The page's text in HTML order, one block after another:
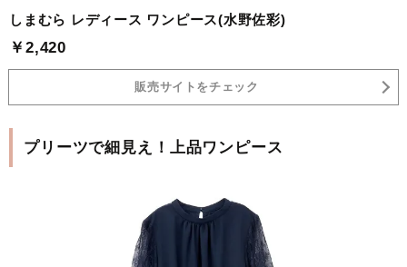
しまむら レディース ワンピース(水野佐彩)
￥2,420
販売サイトをチェック
プリーツで細見え！上品ワンピース